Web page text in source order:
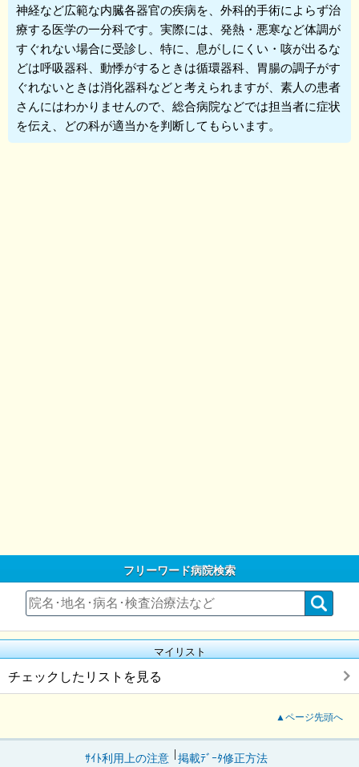
神経など広範な内臓各器官の疾病を、外科的手術によらず治
療する医学の一分科です。実際には、発熱・悪寒など体調が
すぐれない場合に受診し、特に、息がしにくい・咳が出るな
どは呼吸器科、動悸がするときは循環器科、胃腸の調子がす
ぐれないときは消化器科などと考えられますが、素人の患者
さんにはわかりませんので、総合病院などでは担当者に症状
を伝え、どの科が適当かを判断してもらいます。
フリーワード病院検索
マイリスト
チェックしたリストを見る
▲ページ先頭へ
ｻｲﾄ利用上の注意 掲載ﾃﾞｰﾀ修正方法